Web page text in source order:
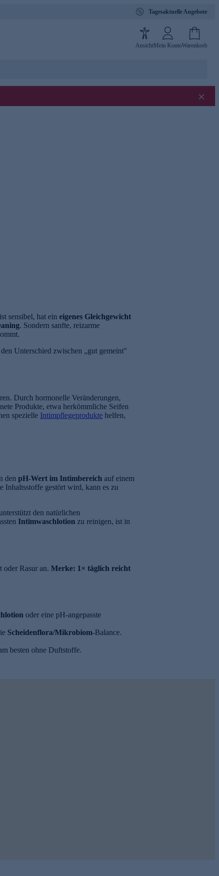
Tagesaktuelle Angebote
AnsichtMein KontoWarenkorb
sensibel, hat ein eigenes Gleichgewicht
. Sondern sanfte, reizarme
Unterschied zwischen „gut gemeint"
Durch hormonelle Veränderungen,
Produkte, etwa herkömmliche Seifen
spezielle Intimpflegeprodukte helfen,
den pH-Wert im Intimbereich auf einem
Inhaltsstoffe gestört wird, kann es zu
den natürlichen
Intimwaschlotion zu reinigen, ist in
oder Rasur an. Merke: 1× täglich reicht
oder eine pH-angepasste
Scheidenflora/Mikrobiom-Balance.
besten ohne Duftstoffe.